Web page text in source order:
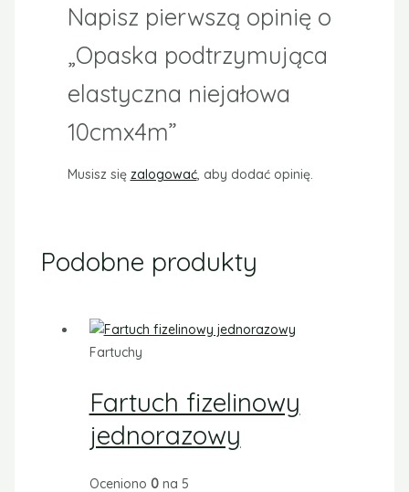
Napisz pierwszą opinię o
„Opaska podtrzymująca
elastyczna niejałowa
10cmx4m”
Musisz się zalogować, aby dodać opinię.
Podobne produkty
Fartuchy
Fartuch fizelinowy
jednorazowy
Oceniono 0na 5